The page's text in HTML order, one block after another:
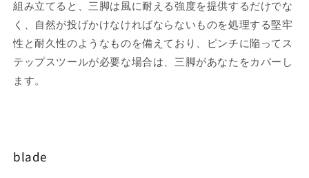
組み立てると、三脚は風に耐える強度を提供するだけでな
く、自然が投げかけなければならないものを処理する堅牢
性と耐久性のようなものを備えており、ピンチに陥ってス
テップスツールが必要な場合は、三脚があなたをカバーし
ます。
blade